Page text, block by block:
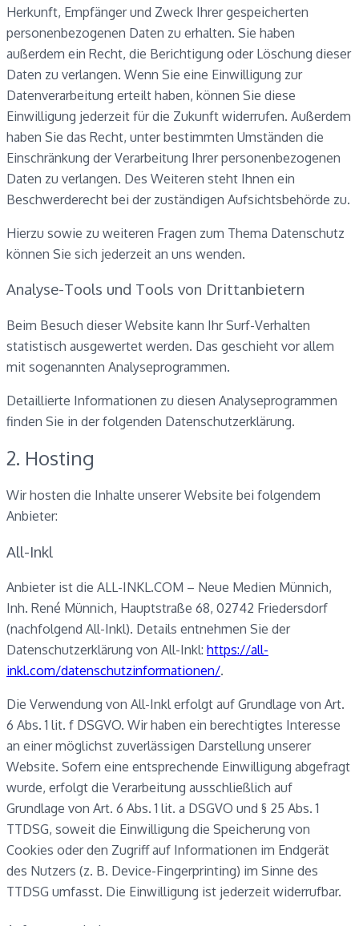
Herkunft, Empfänger und Zweck Ihrer gespeicherten
personenbezogenen Daten zu erhalten. Sie haben
außerdem ein Recht, die Berichtigung oder Löschung dieser
Daten zu verlangen. Wenn Sie eine Einwilligung zur
Datenverarbeitung erteilt haben, können Sie diese
Einwilligung jederzeit für die Zukunft widerrufen. Außerdem
haben Sie das Recht, unter bestimmten Umständen die
Einschränkung der Verarbeitung Ihrer personenbezogenen
Daten zu verlangen. Des Weiteren steht Ihnen ein
Beschwerderecht bei der zuständigen Aufsichtsbehörde zu.
Hierzu sowie zu weiteren Fragen zum Thema Datenschutz
können Sie sich jederzeit an uns wenden.
Analyse-Tools und Tools von Dritt­anbietern
Beim Besuch dieser Website kann Ihr Surf-Verhalten
statistisch ausgewertet werden. Das geschieht vor allem
mit sogenannten Analyseprogrammen.
Detaillierte Informationen zu diesen Analyseprogrammen
finden Sie in der folgenden Datenschutzerklärung.
2. Hosting
Wir hosten die Inhalte unserer Website bei folgendem
Anbieter:
All-Inkl
Anbieter ist die ALL-INKL.COM – Neue Medien Münnich,
Inh. René Münnich, Hauptstraße 68, 02742 Friedersdorf
(nachfolgend All-Inkl). Details entnehmen Sie der
Datenschutzerklärung von All-Inkl: https://all-
inkl.com/datenschutzinformationen/.
Die Verwendung von All-Inkl erfolgt auf Grundlage von Art.
6 Abs. 1 lit. f DSGVO. Wir haben ein berechtigtes Interesse
an einer möglichst zuverlässigen Darstellung unserer
Website. Sofern eine entsprechende Einwilligung abgefragt
wurde, erfolgt die Verarbeitung ausschließlich auf
Grundlage von Art. 6 Abs. 1 lit. a DSGVO und § 25 Abs. 1
TTDSG, soweit die Einwilligung die Speicherung von
Cookies oder den Zugriff auf Informationen im Endgerät
des Nutzers (z. B. Device-Fingerprinting) im Sinne des
TTDSG umfasst. Die Einwilligung ist jederzeit widerrufbar.